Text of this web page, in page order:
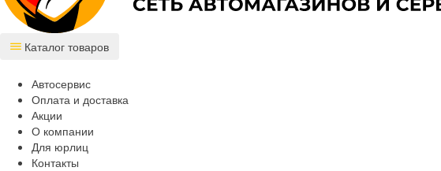
Каталог товаров
Автосервис
Оплата и доставка
Акции
О компании
Для юрлиц
Контакты